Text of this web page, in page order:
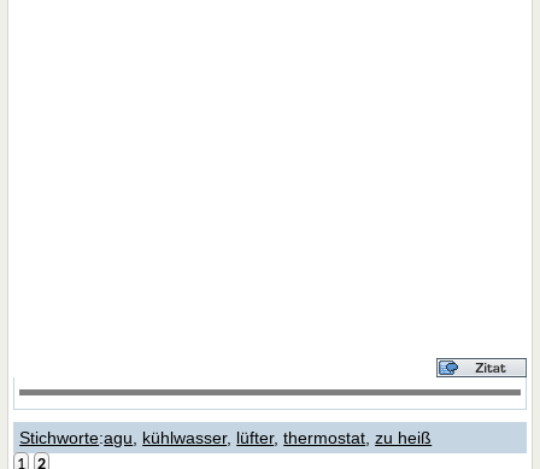
Stichworte:agu kühlwasser, lüfter,thermostat ,zu heiß
1 2